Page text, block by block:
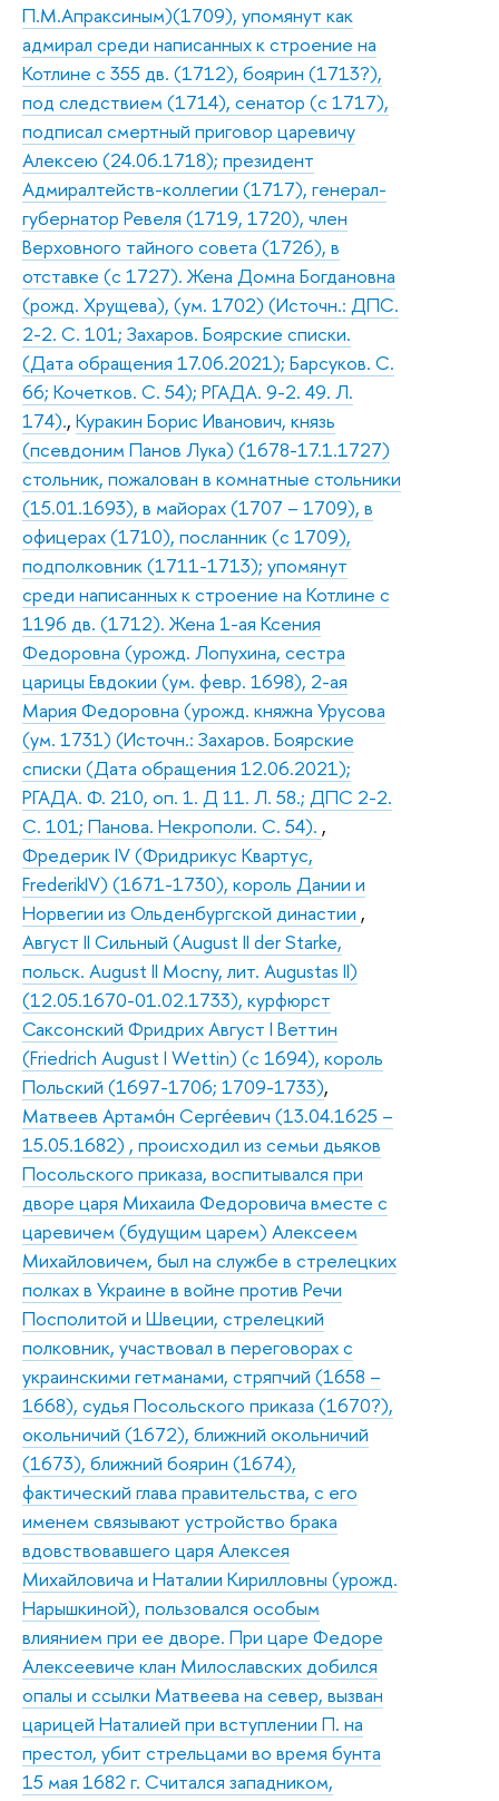
П.М.Апраксиным)(1709), упомянут как
адмирал среди написанных к строение на
Котлине с 355 дв. (1712), боярин (1713?),
под следствием (1714), сенатор (с 1717),
подписал смертный приговор царевичу
Алексею (24.06.1718); президент
Адмиралтейств-коллегии (1717), генерал-
губернатор Ревеля (1719, 1720), член
Верховного тайного совета (1726), в
отставке (с 1727). Жена Домна Богдановна
(рожд. Хрущева), (ум. 1702) (Источн.: ДПС.
2-2. С. 101; Захаров. Боярские списки.
(Дата обращения 17.06.2021); Барсуков. С.
66; Кочетков. С. 54); РГАДА. 9-2. 49. Л.
174)., Куракин Борис Иванович, князь
(псевдоним Панов Лука) (1678-17.1.1727)
стольник, пожалован в комнатные стольники
(15.01.1693), в майорах (1707 – 1709), в
офицерах (1710), посланник (с 1709),
подполковник (1711-1713); упомянут
среди написанных к строение на Котлине с
1196 дв. (1712). Жена 1-ая Ксения
Федоровна (урожд. Лопухина, сестра
царицы Евдокии (ум. февр. 1698), 2-ая
Мария Федоровна (урожд. княжна Урусова
(ум. 1731) (Источн.: Захаров. Боярские
списки (Дата обращения 12.06.2021);
РГАДА. Ф. 210, оп. 1. Д 11. Л. 58.; ДПС 2-2.
С. 101; Панова. Некрополи. С. 54). ,
Фредерик IV (Фридрикус Квартус,
FrederikIV) (1671-1730), король Дании и
Норвегии из Ольденбургской династии ,
Август II Сильный (August II der Starke,
польск. August II Mocny, лит. Augustas II)
(12.05.1670-01.02.1733), курфюрст
Саксонский Фридрих Август I Веттин
(Friedrich August I Wettin) (с 1694), король
Польский (1697-1706; 1709-1733),
Матвеев Артамо́н Серге́евич (13.04.1625 –
15.05.1682) , происходил из семьи дьяков
Посольского приказа, воспитывался при
дворе царя Михаила Федоровича вместе с
царевичем (будущим царем) Алексеем
Михайловичем, был на службе в стрелецких
полках в Украине в войне против Речи
Посполитой и Швеции, стрелецкий
полковник, участвовал в переговорах с
украинскими гетманами, стряпчий (1658 –
1668), судья Посольского приказа (1670?),
окольничий (1672), ближний окольничий
(1673), ближний боярин (1674),
фактический глава правительства, с его
именем связывают устройство брака
вдовствовавшего царя Алексея
Михайловича и Наталии Кирилловны (урожд.
Нарышкиной), пользовался особым
влиянием при ее дворе. При царе Федоре
Алексеевиче клан Милославских добился
опалы и ссылки Матвеева на север, вызван
царицей Наталией при вступлении П. на
престол, убит стрельцами во время бунта
15 мая 1682 г. Считался западником,